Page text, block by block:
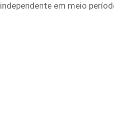
independente em meio